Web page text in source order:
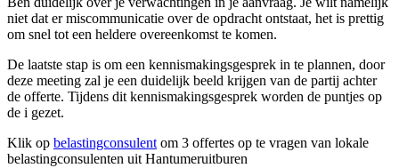
niet dat er miscommunicatie over de opdracht ontstaat, het is prettig
om snel tot een heldere overeenkomst te komen.
De laatste stap is om een kennismakingsgesprek in te plannen, door
deze meeting zal je een duidelijk beeld krijgen van de partij achter
de offerte. Tijdens dit kennismakingsgesprek worden de puntjes op
de i gezet.
Klik op belastingconsulent om 3 offertes op te vragen van lokale
belastingconsulenten uit Hantumeruitburen